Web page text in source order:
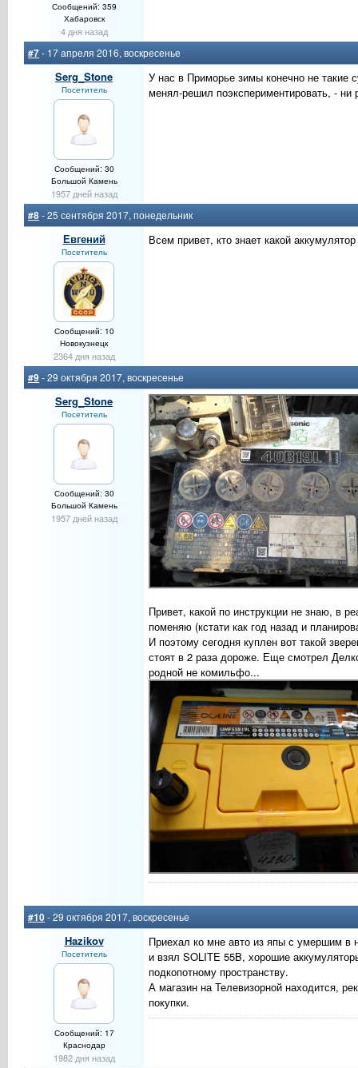
Сообщений: 359
Хабаровск
4 дня назад
#7- 17 апреля 2016, воскресенье
Serg_Stone
Посетитель
Сообщений: 30
Большой Камень
1957 дней назад
У нас в Приморье зимы конечно не такие
менял-решил поэкспериментировать, -
#8- 25 сентября 2017, понедельник
Евгений
Посетитель
Сообщений: 10
Новокузнецк
2364 дня назад
Всем привет, кто знает какой
#9- 29 октября 2017, воскресенье
Serg_Stone
Посетитель
Сообщений: 30
Большой Камень
1957 дней назад
Привет, какой по инструкции не знаю, в
поменяю (кстати как год назад и
И поэтому сегодня куплен вот такой
стоят в 2 раза дороже. Еще смотрел
родной не комильфо...
#10- 29 октября 2017, воскресенье
Hazikov
Посетитель
Сообщений: 17
Краснодар
1982 дня назад
Приехал ко мне авто из япы с умершим в
и взял SOLITE 55B, хорошие
подкопотному пространству.
А магазин на Телевизорной находится,
покупки.